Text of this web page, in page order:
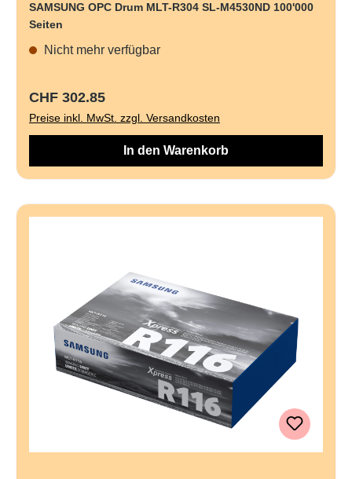
SAMSUNG OPC Drum MLT-R304 SL-M4530ND 100'000
Seiten
Nicht mehr verfügbar
Regulärer Preis:
CHF 302.85
Preise inkl. MwSt. zzgl. Versandkosten
In den Warenkorb